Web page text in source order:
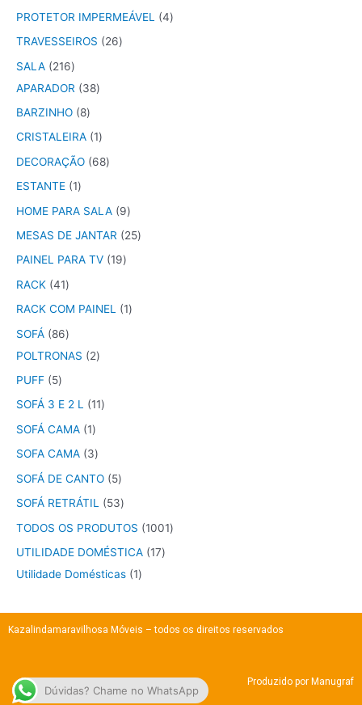
PROTETOR IMPERMEÁVEL
4
TRAVESSEIROS
26
SALA
216
APARADOR
38
BARZINHO
8
CRISTALEIRA 1
DECORAÇÃO
68
ESTANTE 1
HOME PARA SALA
9
MESAS DE JANTAR
25
PAINEL PARA TV 19
RACK 41
RACK COM PAINEL
1
SOFÁ
86
POLTRONAS
2
PUFF
5
SOFÁ 3 E 2 L
11
SOFÁ CAMA 1
SOFA CAMA
3
SOFÁ DE CANTO
5
SOFÁ RETRÁTIL
53
TODOS OS PRODUTOS
1001
UTILIDADE DOMÉSTICA 17
Utilidade Domésticas 1
Kazalindamaravilhosa Móveis – todos os direitos reservados
Produzido por Manugraf
Dúvidas? Chame no WhatsApp